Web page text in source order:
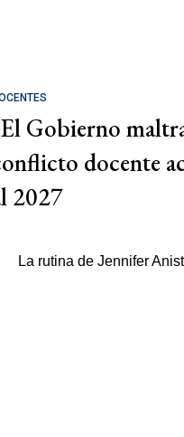
Gobierno
docente
2027